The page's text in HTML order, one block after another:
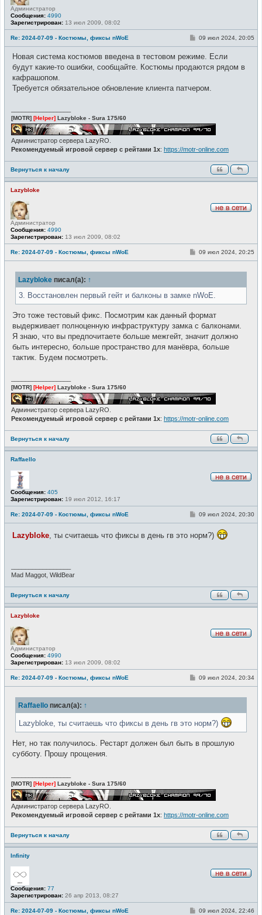
е
т
Администратор
Сообщения: 4990
Зарегистрирован: 13 июл 2009, 08:02
Re: 2024-07-09 - Костюмы, фиксы nWoE
С
б
щ
и
е
09 июл 2024, 20:05
Новая система костюмов введена в тестовом режиме. Если
будут какие-то ошибки, сообщайте. Костюмы продаются рядом в
кафрашопом.
Требуется обязательное обновление клиента патчером.
[MOTR] [Helper] Lazybloke - Sura 175/60
Администратор сервера LazyRO.
Рекомендуемый игровой сервер с рейтами 1x: https://motr-online.com
Вернуться к началу
Lazybloke
е
т
Администратор
Сообщения: 4990
Зарегистрирован: 13 июл 2009, 08:02
Re: 2024-07-09 - Костюмы, фиксы nWoE
С
б
е
н
09 июл 2024, 20:25
Lazybloke писал(а): ↑
3. Восстановлен первый гейт и балконы в замке nWoE.
Это тоже тестовый фикс. Посмотрим как данный формат
выдерживает полноценную инфраструктуру замка с балконами.
Я знаю, что вы предпочитаете больше межгейт, значит должно
быть интересно, больше пространство для манёвра, больше
тактик. Будем посмотреть.
[MOTR] [Helper] Lazybloke - Sura 175/60
Администратор сервера LazyRO.
Рекомендуемый игровой сервер с рейтами 1x: https://motr-online.com
Вернуться к началу
Raffaello
с
е
Сообщения: 405
Зарегистрирован: 19 июл 2012, 16:17
Re: 2024-07-09 - Костюмы, фиксы nWoE
С
б
09 июл 2024, 20:30
Lazybloke, ты считаешь что фиксы в день гв это норм?)
Mad Maggot, WildBear
Вернуться к началу
Lazybloke
е
т
Администратор
Сообщения: 4990
Зарегистрирован: 13 июл 2009, 08:02
Re: 2024-07-09 - Костюмы, фиксы nWoE
С
б
е
и
е
09 июл 2024, 20:34
Raffaello писал(а): ↑
Lazybloke, ты считаешь что фиксы в день гв это норм?)
Нет, но так получилось. Рестарт должен был быть в прошлую
субботу. Прошу прощения.
[MOTR] [Helper] Lazybloke - Sura 175/60
Администратор сервера LazyRO.
Рекомендуемый игровой сервер с рейтами 1x: https://motr-online.com
Вернуться к началу
Infinity
с
е
Сообщения: 77
Зарегистрирован: 26 апр 2013, 08:27
Re: 2024-07-09 - Костюмы, фиксы nWoE
С09 июл 2024, 22:46